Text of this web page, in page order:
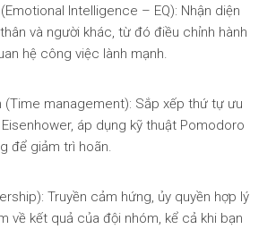
Intelligence – EQ): Nhận diện
và người khác, từ đó điều chỉnh hành
hệ công việc lành mạnh.
(Time management): Sắp xếp thứ tự ưu
áp dụng kỹ thuật Pomodoro
để giảm trì hoãn.
Truyền cảm hứng, ủy quyền hợp lý
về kết quả của đội nhóm, kể cả khi bạn